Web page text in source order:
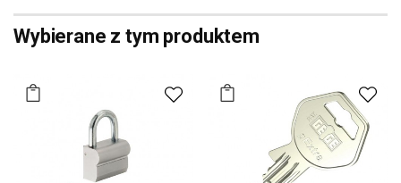
Wybierane z tym produktem